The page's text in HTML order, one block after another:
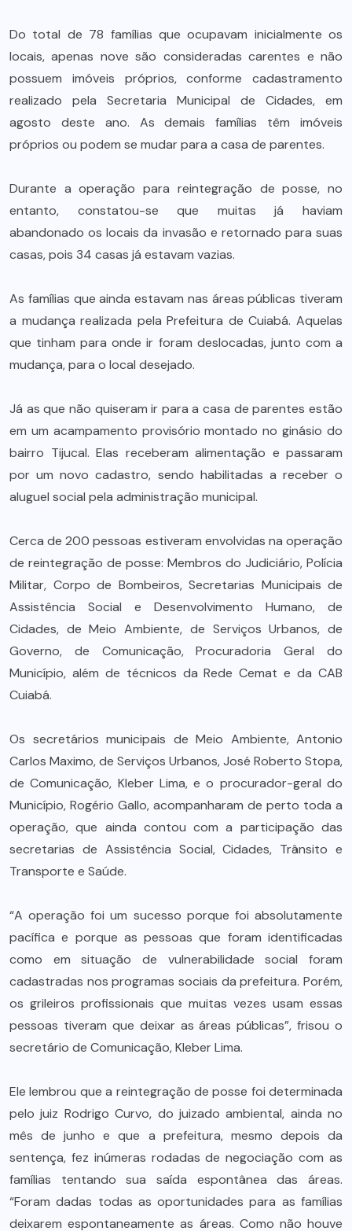
Do total de 78 famílias que ocupavam inicialmente os
locais, apenas nove são consideradas carentes e não
possuem imóveis próprios, conforme cadastramento
realizado pela Secretaria Municipal de Cidades, em
agosto deste ano. As demais famílias têm imóveis
próprios ou podem se mudar para a casa de parentes.
Durante a operação para reintegração de posse, no
entanto, constatou-se que muitas já haviam
abandonado os locais da invasão e retornado para suas
casas, pois 34 casas já estavam vazias.
As famílias que ainda estavam nas áreas públicas tiveram
a mudança realizada pela Prefeitura de Cuiabá. Aquelas
que tinham para onde ir foram deslocadas, junto com a
mudança, para o local desejado.
Já as que não quiseram ir para a casa de parentes estão
em um acampamento provisório montado no ginásio do
bairro Tijucal. Elas receberam alimentação e passaram
por um novo cadastro, sendo habilitadas a receber o
aluguel social pela administração municipal.
Cerca de 200 pessoas estiveram envolvidas na operação
de reintegração de posse: Membros do Judiciário, Polícia
Militar, Corpo de Bombeiros, Secretarias Municipais de
Assistência Social e Desenvolvimento Humano, de
Cidades, de Meio Ambiente, de Serviços Urbanos, de
Governo, de Comunicação, Procuradoria Geral do
Município, além de técnicos da Rede Cemat e da CAB
Cuiabá.
Os secretários municipais de Meio Ambiente, Antonio
Carlos Maximo, de Serviços Urbanos, José Roberto Stopa,
de Comunicação, Kleber Lima, e o procurador-geral do
Município, Rogério Gallo, acompanharam de perto toda a
operação, que ainda contou com a participação das
secretarias de Assistência Social, Cidades, Trânsito e
Transporte e Saúde.
“A operação foi um sucesso porque foi absolutamente
pacífica e porque as pessoas que foram identificadas
como em situação de vulnerabilidade social foram
cadastradas nos programas sociais da prefeitura. Porém,
os grileiros profissionais que muitas vezes usam essas
pessoas tiveram que deixar as áreas públicas”, frisou o
secretário de Comunicação, Kleber Lima.
Ele lembrou que a reintegração de posse foi determinada
pelo juiz Rodrigo Curvo, do juizado ambiental, ainda no
mês de junho e que a prefeitura, mesmo depois da
sentença, fez inúmeras rodadas de negociação com as
famílias tentando sua saída espontânea das áreas.
“Foram dadas todas as oportunidades para as famílias
deixarem espontaneamente as áreas. Como não houve